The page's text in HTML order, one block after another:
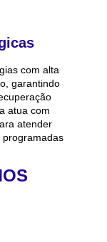
com alta
garantindo
atua com
atender